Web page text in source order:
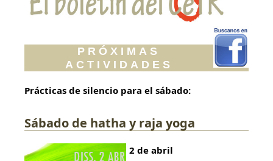
PRÓXIMAS
ACTIVIDADES
Prácticas de silencio para el sábado:
Sábado de hatha y raja yoga
2 de abril